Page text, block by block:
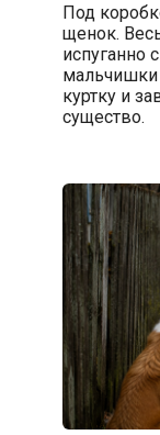
Под
щенок.
испуганно
мальчишки
куртку и
существо.